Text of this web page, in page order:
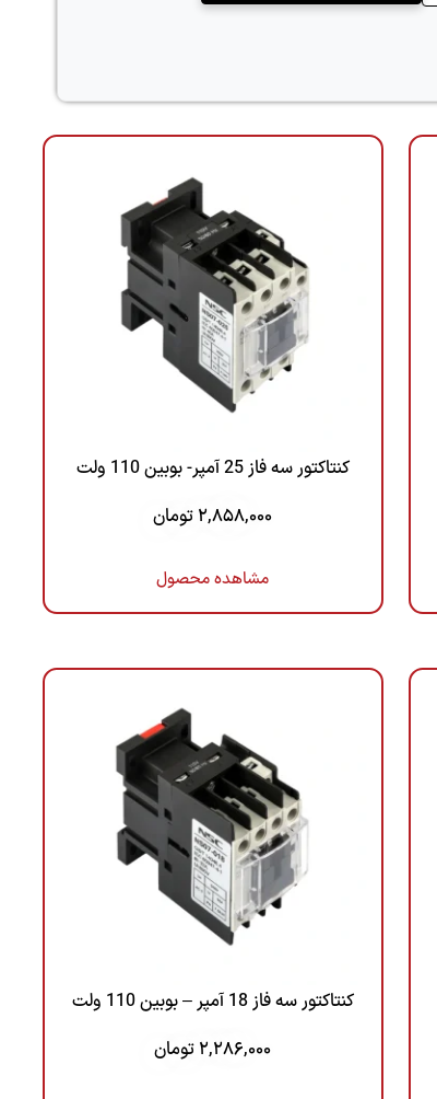
کنتاکتور سه فاز 25 آمپر- بوبین 110 ولت
2,858,000 تومان
مشاهده محصول
کنتاکتور سه فاز 18 آمپر – بوبین 110 ولت
2,286,000 تومان
تیم فروش